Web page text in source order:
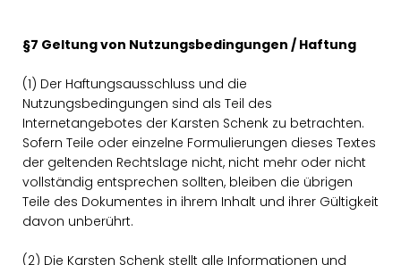
§7 Geltung von Nutzungsbedingungen / Haftung
(1) Der Haftungsausschluss und die
Nutzungsbedingungen sind als Teil des
Internetangebotes der Karsten Schenk zu betrachten.
Sofern Teile oder einzelne Formulierungen dieses Textes
der geltenden Rechtslage nicht, nicht mehr oder nicht
vollständig entsprechen sollten, bleiben die übrigen
Teile des Dokumentes in ihrem Inhalt und ihrer Gültigkeit
davon unberührt.
(2) Die Karsten Schenk stellt alle Informationen und